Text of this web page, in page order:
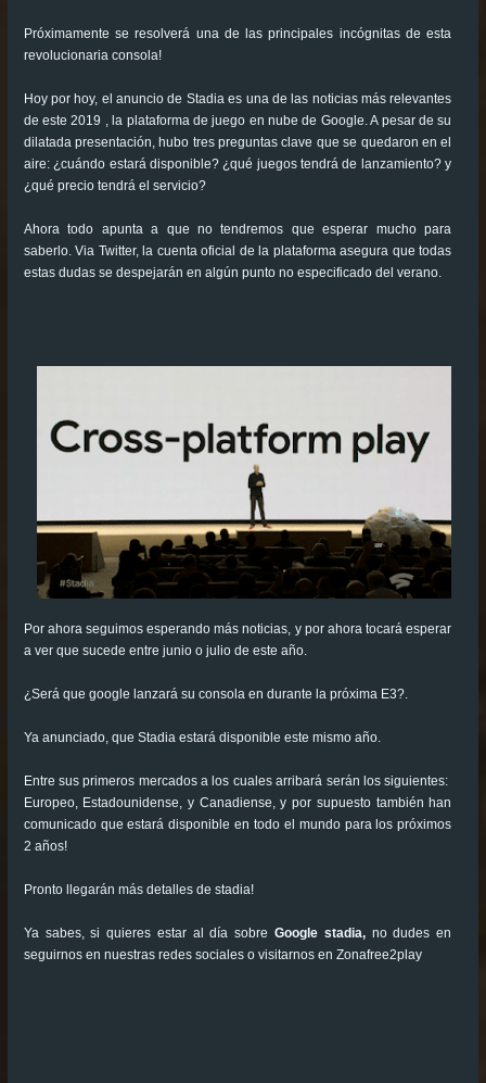
Próximamente se resolverá una de las principales incógnitas de esta
revolucionaria consola!
Hoy por hoy, el anuncio de Stadia es una de las noticias más relevantes
de este 2019 , la plataforma de juego en nube de Google. A pesar de su
dilatada presentación, hubo tres preguntas clave que se quedaron en el
aire: ¿cuándo estará disponible? ¿qué juegos tendrá de lanzamiento? y
¿qué precio tendrá el servicio?
Ahora todo apunta a que no tendremos que esperar mucho para
saberlo. Via Twitter, la cuenta oficial de la plataforma asegura que todas
estas dudas se despejarán en algún punto no especificado del verano.
Por ahora seguimos esperando más noticias, y por ahora tocará esperar
a ver que sucede entre junio o julio de este año.
¿Será que google lanzará su consola en durante la próxima E3?.
Ya anunciado, que Stadia estará disponible este mismo año.
Entre sus primeros mercados a los cuales arribará serán los siguientes:
Europeo, Estadounidense, y Canadiense, y por supuesto también han
comunicado que estará disponible en todo el mundo para los próximos
2 años!
Pronto llegarán más detalles de stadia!
Ya sabes, si quieres estar al día sobreGoogle stadia,no dudes en
seguirnos en nuestras redes sociales o visitarnos en Zonafree2play